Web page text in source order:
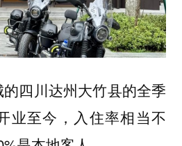
四川达州大竹县的全季
业至今，入住率相当不